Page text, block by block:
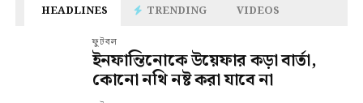
HEADLINES TRENDING VIDEOS
ফুটবল
ইনফান্তিনোকে উয়েফার কড়া বার্তা,
কোনো নথি নষ্ট করা যাবে না